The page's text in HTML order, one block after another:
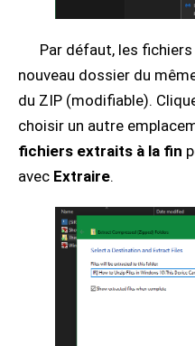
Par défaut, les
nouveau dossier du
du ZIP (modifiable).
choisir un autre
fichiers extraits à la fin
avec Extraire.